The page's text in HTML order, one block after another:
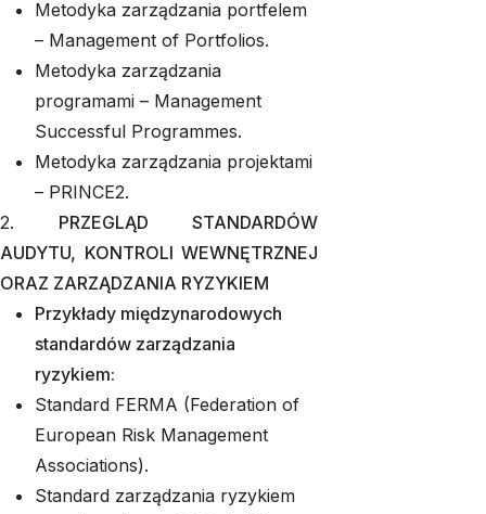
Metodyka zarządzania portfelem
– Management of Portfolios.
Metodyka zarządzania
programami – Management
Successful Programmes.
Metodyka zarządzania projektami
– PRINCE2.
2. PRZEGLĄD STANDARDÓW
AUDYTU, KONTROLI WEWNĘTRZNEJ
ORAZ ZARZĄDZANIA RYZYKIEM
Przykłady międzynarodowych
standardów zarządzania
ryzykiem:
Standard FERMA (Federation of
European Risk Management
Associations).
Standard zarządzania ryzykiem